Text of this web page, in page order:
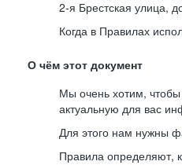
2-я Брестская улица,
Когда в Правилах
О чём этот документ
Мы очень хотим,
актуальную для вас
Для этого нам нужны
Правила определяют,